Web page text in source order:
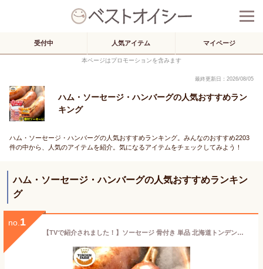
受付中 人気アイテム マイページ
本ページはプロモーションを含みます
最終更新日：2026/08/05
ハム・ソーセージ・ハンバーグの人気おすすめラン
キング
ハム・ソーセージ・ハンバーグの人気おすすめランキング。みんなのおすすめ2203
件の中から、人気のアイテムを紹介。気になるアイテムをチェックしてみよう！
ハム・ソーセージ・ハンバーグの人気おすすめランキン
グ
no. 1
【TVで紹介されました！】ソーセージ 骨付き 単品 北海道トンデンファーム 骨付きソーセージ(180g/400g) / トンデンファーム 骨 ほねつき 骨付き ソーセージ 人気 自宅用 北海道 ハム ウインナー ウィンナー パリパリ ツーハンド 粗挽き あらびき 大きい BBQ バーベキュー